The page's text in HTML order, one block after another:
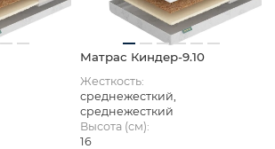
Матрас Киндер-9.10
Жесткость:
среднежесткий,
среднежесткий
Высота (см):
16